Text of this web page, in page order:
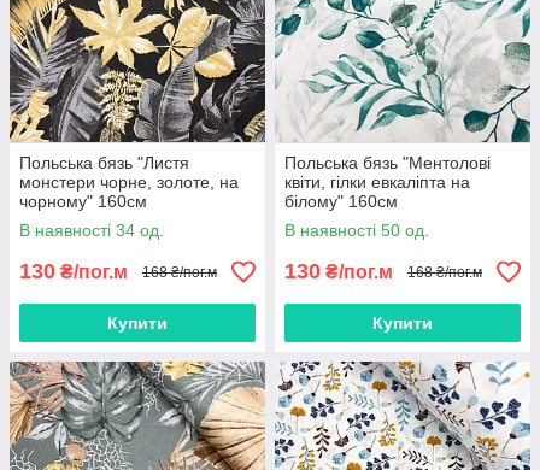
Польська бязь "Листя
монстери чорне, золоте, на
чорному" 160см
В наявності 34 од.
130 ₴/пог.м 168 ₴/пог.м
Купити
Польська бязь "Ментолові
квіти, гілки евкаліпта на
білому" 160см
В наявності 50 од.
130 ₴/пог.м 168 ₴/пог.м
Купити